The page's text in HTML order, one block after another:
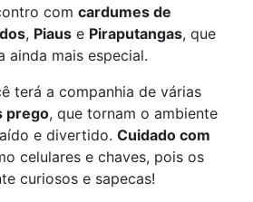
com cardumes de
, Piaus e Piraputangas, que
ainda mais especial.
terá a companhia de várias
prego, que tornam o ambiente
e divertido. Cuidado com
celulares e chaves, pois os
curiosos e sapecas!